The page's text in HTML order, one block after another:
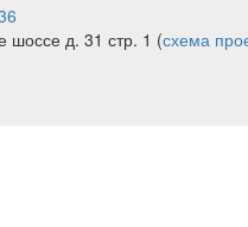
шоссе д. 31 стр. 1 (схема